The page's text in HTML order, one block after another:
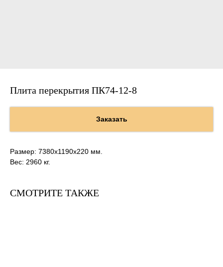
Плита перекрытия ПК74-12-8
Заказать
Размер: 7380х1190х220 мм.
Вес: 2960 кг.
СМОТРИТЕ ТАКЖЕ